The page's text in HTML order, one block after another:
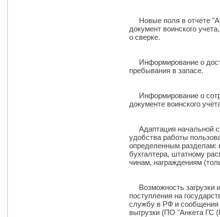
Новые поля в отчете
документ воинского
о сверке.
Информирование о
пребывания в запасе.
Информирование о
документе воинского
Адаптация начальной
удобства работы
определенным разделам:
бухгалтера, штатному
чинам, награждениям
Возможность загрузки
поступления на
службу в РФ и сообщения
выгрузки (ПО "Анкета ГС